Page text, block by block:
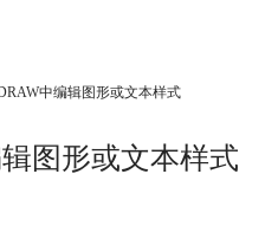
中编辑图形或文本样式
图形或文本样式